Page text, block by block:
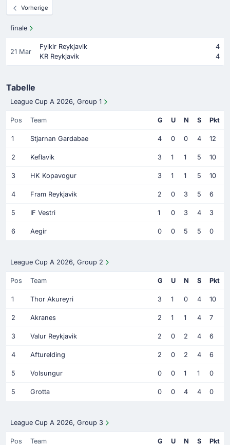
Vorherige
finale
21 Mar
Fylkir Reykjavik
4
KR Reykjavik
4
Tabelle
League Cup A 2026, Group 1
Pos Team G U N S Pkt
1 Stjarnan Gardabae 4 0 0 4 12
2 Keflavik 3 1 1 5 10
3 HK Kopavogur 3 1 1 5 10
4 Fram Reykjavik 2 0 3 5 6
5 IF Vestri 1 0 3 4 3
6 Aegir 0 0 5 5 0
League Cup A 2026, Group 2
Pos Team G U N S Pkt
1 Thor Akureyri 3 1 0 4 10
2 Akranes 2 1 1 4 7
3 Valur Reykjavik 2 0 2 4 6
4 Afturelding 2 0 2 4 6
5 Volsungur 0 0 1 1 0
5 Grotta 0 0 4 4 0
League Cup A 2026, Group 3
Pos Team G U N S Pkt